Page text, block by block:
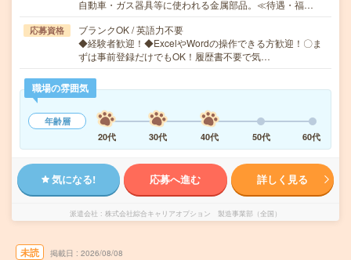
自動車・ガス器具等に使われる金属部品。≪待遇・福…
応募資格
ブランクOK / 英語力不要
◆経験者歓迎！◆ExcelやWordの操作できる方歓迎！〇ま
ずは事前登録だけでもOK！履歴書不要で気…
職場の雰囲気
年齢層
20代
30代 40代 50代 60代
気になる! 応募へ進む 詳しく見る
派遣会社 株式会社綜合キャリアオプション 製造事業部（全国）
未読 掲載日 2026/08/08